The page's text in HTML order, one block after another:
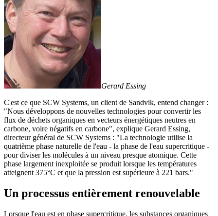
Gerard Essing
C'est ce que SCW Systems, un client de Sandvik, entend changer :
"Nous développons de nouvelles technologies pour convertir les
flux de déchets organiques en vecteurs énergétiques neutres en
carbone, voire négatifs en carbone", explique Gerard Essing,
directeur général de SCW Systems : "La technologie utilise la
quatrième phase naturelle de l'eau - la phase de l'eau supercritique -
pour diviser les molécules à un niveau presque atomique. Cette
phase largement inexploitée se produit lorsque les températures
atteignent 375°C et que la pression est supérieure à 221 bars."
Un processus entièrement renouvelable
Lorsque l'eau est en phase supercritique, les substances organiques